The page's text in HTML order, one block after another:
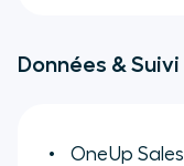
Données & Suivi
OneUp Sales